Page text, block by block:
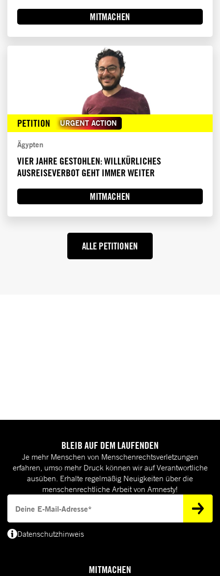
MITMACHEN
PETITION URGENT ACTION
Ägypten
VIER JAHRE GESTOHLEN: WILLKÜRLICHES
AUSREISEVERBOT GEHT IMMER WEITER
MITMACHEN
ALLE PETITIONEN
MITMACHEN
BLEIB AUF DEM LAUFENDEN
Je mehr Menschen von Menschenrechtsverletzungen
erfahren, umso mehr Druck können wir auf Verantwortliche
ausüben. Erhalte regelmäßig Neuigkeiten über die
menschenrechtliche Arbeit von Amnesty!
Datenschutzhinweis